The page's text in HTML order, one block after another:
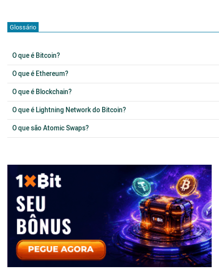
Glossário
O que é Bitcoin?
O que é Ethereum?
O que é Blockchain?
O que é Lightning Network do Bitcoin?
O que são Atomic Swaps?